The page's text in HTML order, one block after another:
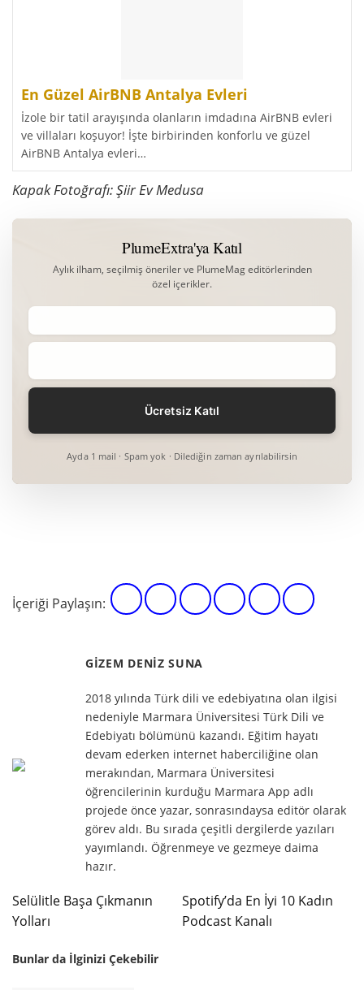
En Güzel AirBNB Antalya Evleri
İzole bir tatil arayışında olanların imdadına AirBNB evleri
ve villaları koşuyor! İşte birbirinden konforlu ve güzel
AirBNB Antalya evleri…
Kapak Fotoğrafı: Şiir Ev Medusa
PlumeExtra'ya Katıl
Aylık ilham, seçilmiş öneriler ve PlumeMag editörlerinden
özel içerikler.
Ayda 1 mail · Spam yok · Dilediğin zaman ayrılabilirsin
İçeriği Paylaşın:
GIZEM DENIZ SUNA
2018 yılında Türk dili ve edebiyatına olan ilgisi
nedeniyle Marmara Üniversitesi Türk Dili ve
Edebiyatı bölümünü kazandı. Eğitim hayatı
devam ederken internet haberciliğine olan
merakından, Marmara Üniversitesi
öğrencilerinin kurduğu Marmara App adlı
projede önce yazar, sonrasındaysa editör olarak
görev aldı. Bu sırada çeşitli dergilerde yazıları
yayımlandı. Öğrenmeye ve gezmeye daima
hazır.
Selülitle Başa Çıkmanın
Yolları
Spotify’da En İyi 10 Kadın
Podcast Kanalı
Bunlar da İlginizi Çekebilir